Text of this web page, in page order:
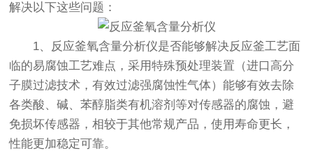
解决以下这些问题：
1、反应釜氧含量分析仪是否能够解决反应釜工艺面
临的易腐蚀工艺难点，采用特殊预处理装置（进口高分
子膜过滤技术，有效过滤强腐蚀性气体）能够有效去除
各类酸、碱、苯醇脂类有机溶剂等对传感器的腐蚀，避
免损坏传感器，相较于其他常规产品，使用寿命更长，
性能更加稳定可靠。